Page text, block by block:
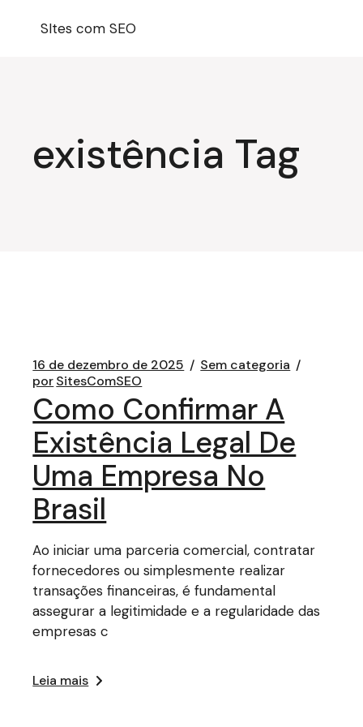
SItes com SEO
existência Tag
16 de dezembro de 2025
Sem categoria
porSitesComSEO
Como Confirmar A
Existência Legal De
Uma Empresa No
Brasil
Ao iniciar uma parceria comercial, contratar
fornecedores ou simplesmente realizar
transações financeiras, é fundamental
assegurar a legitimidade e a regularidade das
empresas c
Leia mais